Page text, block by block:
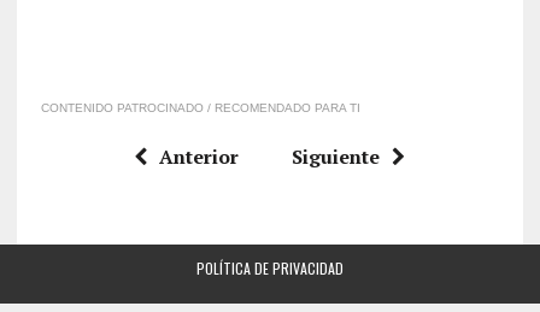
CONTENIDO PATROCINADO / RECOMENDADO PARA TI
Anterior Siguiente
POLÍTICA DE PRIVACIDAD